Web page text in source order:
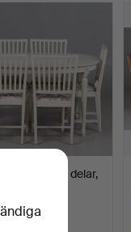
6 delar,
3 okt 2025